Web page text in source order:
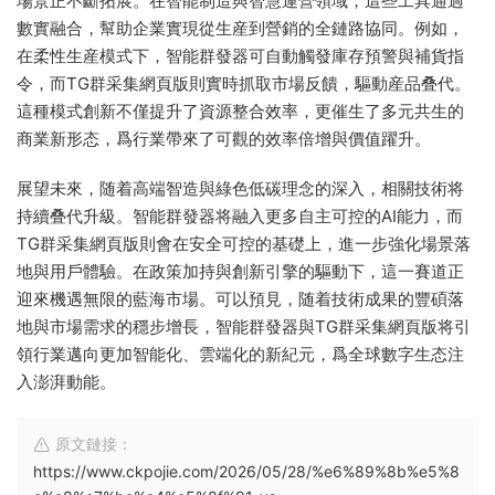
數實融合，幫助企業實現從生産到營銷的全鏈路協同。例如，
在柔性生産模式下，智能群發器可自動觸發庫存預警與補貨指
令，而TG群采集網頁版則實時抓取市場反饋，驅動産品叠代。
這種模式創新不僅提升了資源整合效率，更催生了多元共生的
商業新形态，爲行業帶來了可觀的效率倍增與價值躍升。
展望未來，随着高端智造與綠色低碳理念的深入，相關技術将
持續叠代升級。智能群發器将融入更多自主可控的AI能力，而
TG群采集網頁版則會在安全可控的基礎上，進一步強化場景落
地與用戶體驗。在政策加持與創新引擎的驅動下，這一賽道正
迎來機遇無限的藍海市場。可以預見，随着技術成果的豐碩落
地與市場需求的穩步增長，智能群發器與TG群采集網頁版将引
領行業邁向更加智能化、雲端化的新紀元，爲全球數字生态注
入澎湃動能。
原文鏈接：
https://www.ckpojie.com/2026/05/28/%e6%89%8b%e5%8